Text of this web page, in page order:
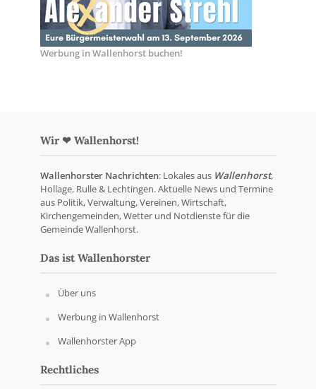
Werbung in Wallenhorst buchen!
Wir ❤ Wallenhorst!
Wallenhorster Nachrichten: Lokales aus Wallenhorst,
Hollage, Rulle & Lechtingen. Aktuelle News und Termine
aus Politik, Verwaltung, Vereinen, Wirtschaft,
Kirchengemeinden, Wetter und Notdienste für die
Gemeinde Wallenhorst.
Das ist Wallenhorster
Über uns
Werbung in Wallenhorst
Wallenhorster App
Rechtliches